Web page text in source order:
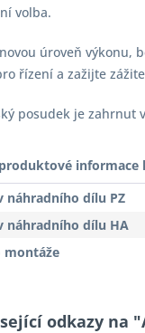
volba.
úroveň výkonu,
řízení a zažijte
posudek je zahrnut
informace
náhradního dílu PZ
náhradního dílu HA
montáže
odkazy na